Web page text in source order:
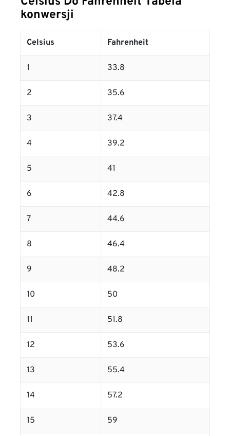
konwersji
Celsius Fahrenheit
1 33.8
2 35.6
3 37.4
4 39.2
5 41
6 42.8
7 44.6
8 46.4
9 48.2
10 50
11 51.8
12 53.6
13 55.4
14 57.2
15 59